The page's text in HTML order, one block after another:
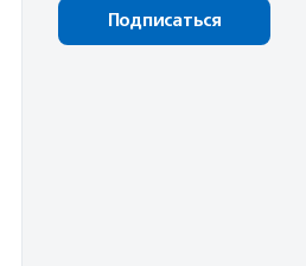
Подписаться